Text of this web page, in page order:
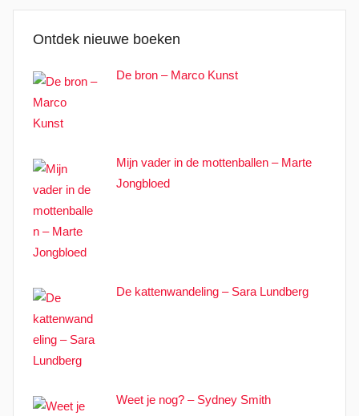
Ontdek nieuwe boeken
De bron – Marco Kunst
Mijn vader in de mottenballen – Marte
Jongbloed
De kattenwandeling – Sara Lundberg
Weet je nog? – Sydney Smith